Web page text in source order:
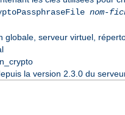
nom-
globale, serveur virtuel,
la version 2.3.0 du